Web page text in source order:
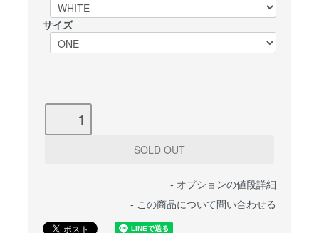
サイズ
- オプションの値段詳細
- この商品について問い合わせる